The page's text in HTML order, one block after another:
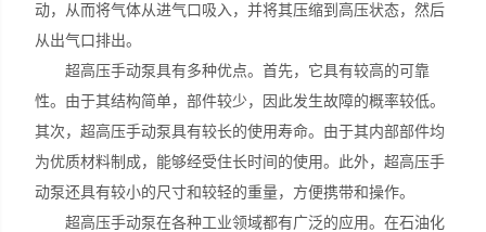
动，从而将气体从进气口吸入，并将其压缩到高压状态，然后
从出气口排出。
超高压手动泵具有多种优点。首先，它具有较高的可靠
性。由于其结构简单，部件较少，因此发生故障的概率较低。
其次，超高压手动泵具有较长的使用寿命。由于其内部部件均
为优质材料制成，能够经受住长时间的使用。此外，超高压手
动泵还具有较小的尺寸和较轻的重量，方便携带和操作。
超高压手动泵在各种工业领域都有广泛的应用。在石油化